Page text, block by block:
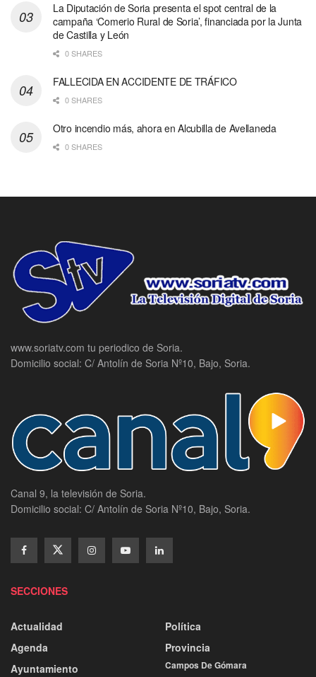
La Diputación de Soria presenta el spot central de la
campaña ‘Comerio Rural de Soria’, financiada por la Junta
de Castilla y León
0 SHARES
FALLECIDA EN ACCIDENTE DE TRÁFICO
0 SHARES
Otro incendio más, ahora en Alcubilla de Avellaneda
0 SHARES
www.soriatv.com tu periodico de Soria.
Domicilio social: C/ Antolín de Soria Nº10, Bajo, Soria.
Canal 9, la televisión de Soria.
Domicilio social: C/ Antolín de Soria Nº10, Bajo, Soria.
SECCIONES
Actualidad
Agenda
Ayuntamiento
Política
Provincia
Campos De Gómara